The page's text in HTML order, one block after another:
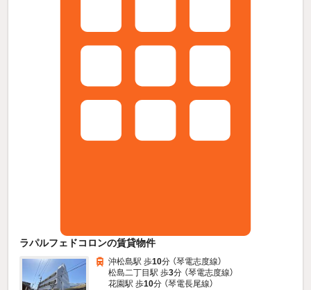
ラパルフェドコロンの賃貸物件
沖松島駅 歩10分 （琴電志度線）
松島二丁目駅 歩3分 （琴電志度線）
花園駅 歩10分 （琴電長尾線）